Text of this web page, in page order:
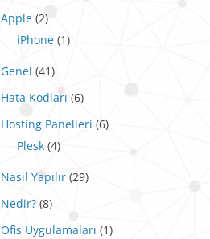
Apple (2)
iPhone (1)
Genel (41)
Hata Kodları (6)
Hosting Panelleri (6)
Plesk (4)
Nasıl Yapılır (29)
Nedir? (8)
Ofis Uygulamaları (1)